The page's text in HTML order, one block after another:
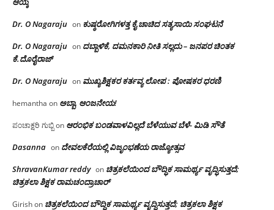
Dr. O Nagaraju on ಕುಷ್ಠರೋಗಿಗಳತ್ತ ಕೈ ಚಾಚಿದ ಸತ್ಯಸಾಯಿ ಸಂಘಟನೆ
Dr. O Nagaraju on ದಬ್ಬಾಳಿಕೆ, ದಮನಕಾರಿ ನೀತಿ ಸಲ್ಲದು – ಜನಪರ ಚಿಂತಕ
ಕೆ.ದೊರೈರಾಜ್
Dr. O Nagaraju on ಮುಖ್ಯಶಿಕ್ಷಕರ ಕರ್ತವ್ಯ ಲೋಪ : ಪೋಷಕರ ಧರಣಿ
hemantha on ಅಬ್ಬಾ, ಆಂಜನೇಯ!
ಪಂಚಾಕ್ಷರಿ ಗುಬ್ಬಿon ಆರಂಭಿಕ ಬಂಡವಾಳವಿಲ್ಲದೆ ಬೆಳೆಯುವ ಬೆಳೆ- ಮಿಡಿ ಸೌತೆ
Dasanna on ದೇವಲಕೆರೆಯಲ್ಲಿ ವಿಜೃಂಭಣೆಯ ರಾಜ್ಯೋತ್ಸವ
ShravanKumar reddy on ಚಿತ್ರಕಲೆಯಿಂದ ಬೌದ್ಧಿಕ ಸಾಮರ್ಥ್ಯ ವೃದ್ಧಿಸುತ್ತದೆ;
ಚಿತ್ರಕಲಾ ಶಿಕ್ಷಕ ರಾಮಚಂದ್ರಾಚಾರ್
Girishon ಚಿತ್ರಕಲೆಯಿಂದ ಬೌದ್ಧಿಕ ಸಾಮರ್ಥ್ಯ ವೃದ್ಧಿಸುತ್ತದೆ; ಚಿತ್ರಕಲಾ ಶಿಕ್ಷಕ